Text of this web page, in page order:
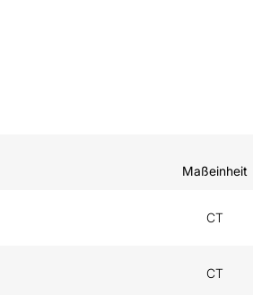
Maßeinheit
CT
CT